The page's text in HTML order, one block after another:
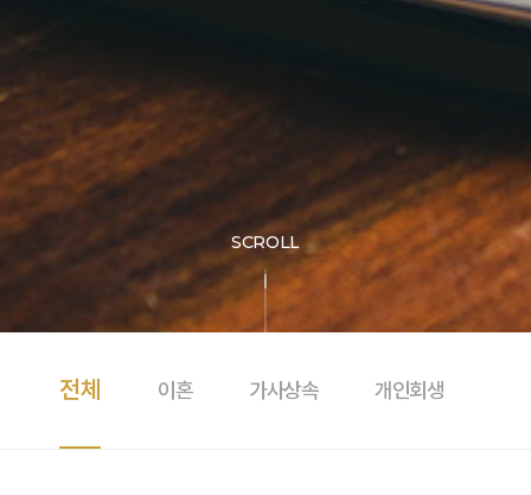
SCROLL
전체 이혼 가사상속 개인회생